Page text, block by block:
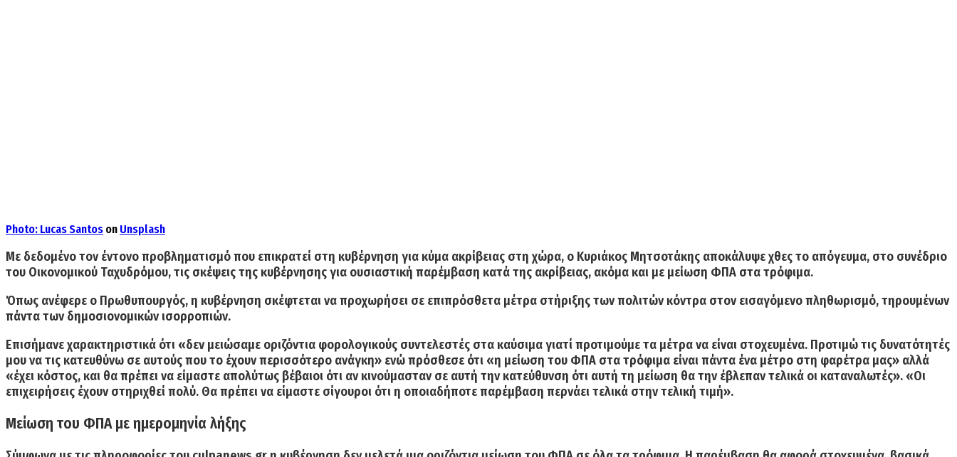
Photo: Lucas Santos on Unsplash
Με δεδομένο τον έντονο προβληματισμό που επικρατεί στη κυβέρνηση για κύμα ακρίβειας στη χώρα, ο Κυριάκος Μητσοτάκης αποκάλυψε χθες το απόγευμα, στο συνέδριο
του Οικονομικού Ταχυδρόμου, τις σκέψεις της κυβέρνησης για ουσιαστική παρέμβαση κατά της ακρίβειας, ακόμα και με μείωση ΦΠΑ στα τρόφιμα.
Όπως ανέφερε ο Πρωθυπουργός, η κυβέρνηση σκέφτεται να προχωρήσει σε επιπρόσθετα μέτρα στήριξης των πολιτών κόντρα στον εισαγόμενο πληθωρισμό, τηρουμένων
πάντα των δημοσιονομικών ισορροπιών.
Επισήμανε χαρακτηριστικά ότι «δεν μειώσαμε οριζόντια φορολογικούς συντελεστές στα καύσιμα γιατί προτιμούμε τα μέτρα να είναι στοχευμένα. Προτιμώ τις δυνατότητές
μου να τις κατευθύνω σε αυτούς που το έχουν περισσότερο ανάγκη» ενώ πρόσθεσε ότι «η μείωση του ΦΠΑ στα τρόφιμα είναι πάντα ένα μέτρο στη φαρέτρα μας» αλλά
«έχει κόστος, και θα πρέπει να είμαστε απολύτως βέβαιοι ότι αν κινούμασταν σε αυτή την κατεύθυνση ότι αυτή τη μείωση θα την έβλεπαν τελικά οι καταναλωτές». «Οι
επιχειρήσεις έχουν στηριχθεί πολύ. Θα πρέπει να είμαστε σίγουροι ότι η οποιαδήποτε παρέμβαση περνάει τελικά στην τελική τιμή».
Μείωση του ΦΠΑ με ημερομηνία λήξης